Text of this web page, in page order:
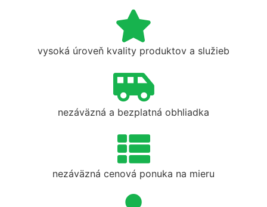
vysoká úroveň kvality produktov a služieb
nezáväzná a bezplatná obhliadka
nezáväzná cenová ponuka na mieru